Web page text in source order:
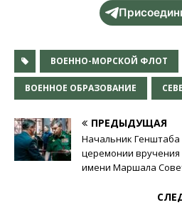
ВОЕННО-МОРСКОЙ ФЛОТ
ВОЕННОЕ ОБРАЗОВАНИЕ
ПРЕДЫДУЩАЯ
Начальник Генштаба
церемонии вручения
имени Маршала